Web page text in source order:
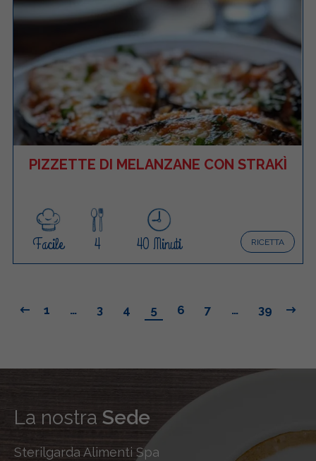
PIZZETTE DI MELANZANE CON STRAKÌ
RICETTA
Facile 4 40 Minuti
1 … 3 4 5 6 7 … 39
La nostra Sede
Sterilgarda Alimenti Spa